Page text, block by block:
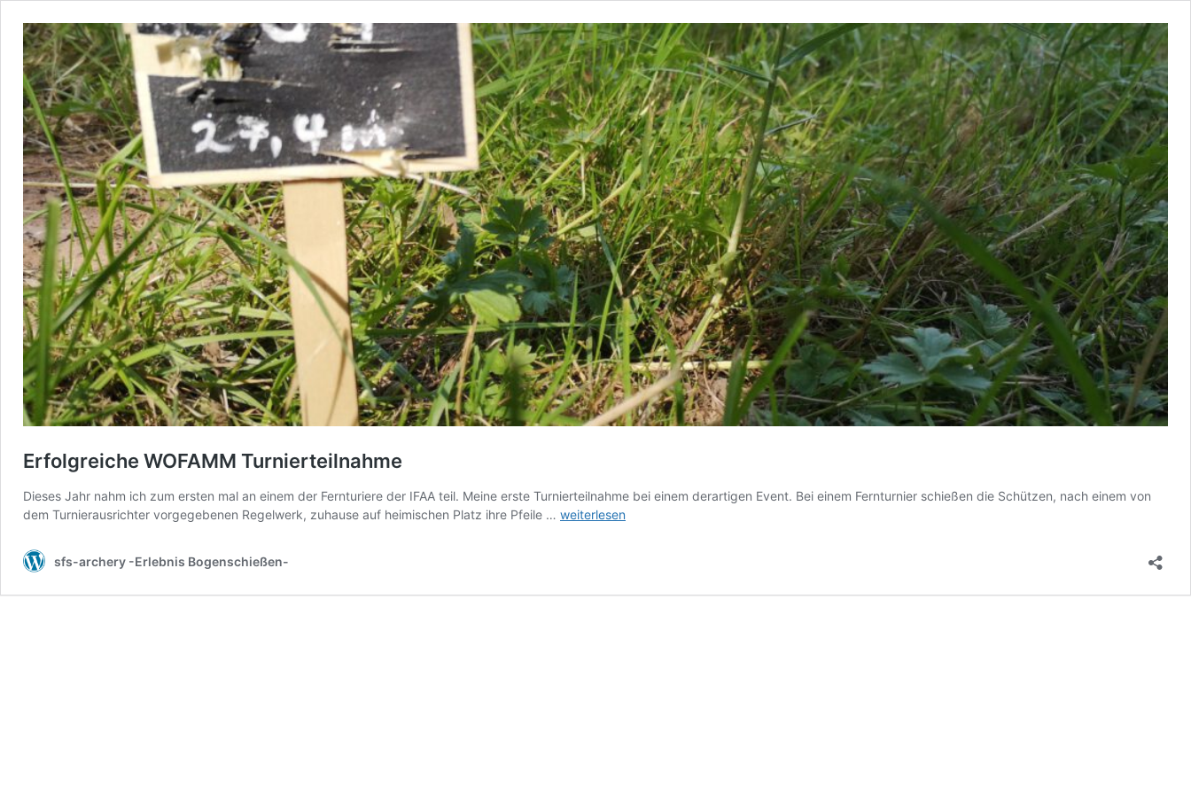
Erfolgreiche WOFAMM Turnierteilnahme
Dieses Jahr nahm ich zum ersten mal an einem der Fernturiere der IFAA teil. Meine erste Turnierteilnahme bei einem derartigen Event. Bei einem Fernturnier schießen die Schützen, nach einem von
dem Turnierausrichter vorgegebenen Regelwerk, zuhause auf heimischen Platz ihre Pfeile … Erfolgreiche
weiterlesen
sfs-archery -Erlebnis Bogenschießen-